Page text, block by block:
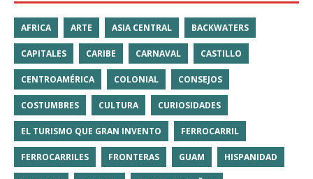
AFRICA ARTE ASIA CENTRAL BACKWATERS
CAPITALES CARIBE CARNAVAL CASTILLO
CENTROAMÉRICA COLONIAL CONSEJOS
COSTUMBRES CULTURA CURIOSIDADES
EL TURISMO QUE GRAN INVENTO FERROCARRIL
FERROCARRILES FRONTERAS GUAM HISPANIDAD